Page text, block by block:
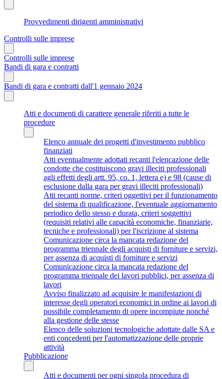
Provvedimenti dirigenti amministrativi
Controlli sulle imprese
Controlli sulle imprese
Bandi di gara e contratti
Bandi di gara e contratti dall'1 gennaio 2024
Atti e documenti di carattere generale riferiti a tutte le
procedure
Elenco annuale dei progetti d'investimento pubblico
finanziati
Atti eventualmente adottati recanti l'elencazione delle
condotte che costituiscono gravi illeciti professionali
agli effetti degli artt. 95, co. 1, lettera e) e 98 (cause di
esclusione dalla gara per gravi illeciti professionali)
Atti recanti norme, criteri oggettivi per il funzionamento
del sistema di qualificazione, l'eventuale aggiornamento
periodico dello stesso e durata, criteri soggettivi
(requisiti relativi alle capacità economiche, finanziarie,
tecniche e professionali) per l'iscrizione al sistema
Comunicazione circa la mancata redazione del
programma triennale degli acquisti di forniture e servizi,
per assenza di acquisti di forniture e servizi
Comunicazione circa la mancata redazione del
programma triennale dei lavori pubblici, per assenza di
lavori
Avviso finalizzato ad acquisire le manifestazioni di
interesse degli operatori economici in ordine ai lavori di
possibile completamento di opere incompiute nonché
alla gestione delle stesse
Elenco delle soluzioni tecnologiche adottate dalle SA e
enti concedenti per l'automatizzazione delle proprie
attività
Pubblicazione
Atti e documenti per ogni singola procedura di